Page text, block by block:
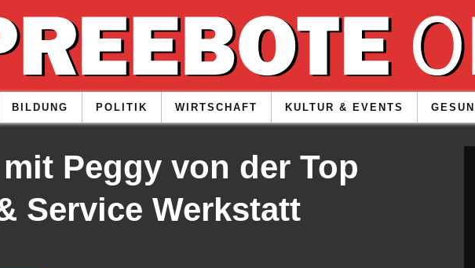
BILDUNG POLITIK WIRTSCHAFT KULTUR & EVENTS
Peggy von der Top
Service Werkstatt